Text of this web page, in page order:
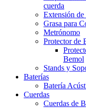
cuerda
Extensión
Grasa para
Metrónomo
Protector de
Bemol
Stands y
Baterías
Batería
Cuerdas
Cuerdas de